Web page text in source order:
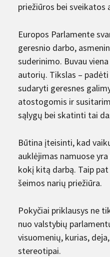
priežiūros bei sveikatos
Europos Parlamente
geresnio darbo,
suderinimo. Buvau
autorių. Tikslas –
sudaryti geresnes
atostogomis ir
sąlygų bei skatinti tai
Būtina įteisinti, kad
auklėjimas namuose
kokį kitą darbą. Taip
šeimos narių priežiūra.
Pokyčiai priklausys ne
nuo valstybių
visuomenių, kurias,
stereotipai.